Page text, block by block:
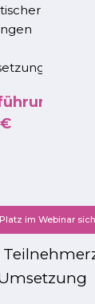
im Webinar